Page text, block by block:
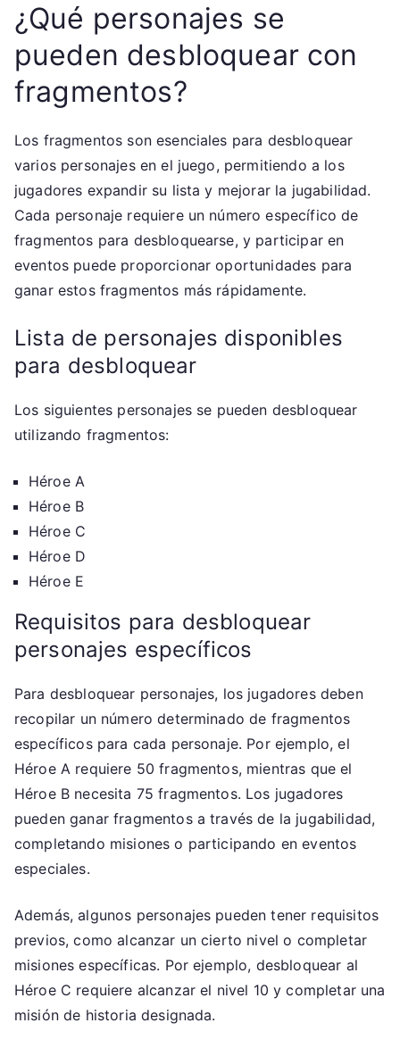
¿Qué personajes se
pueden desbloquear con
fragmentos?
Los fragmentos son esenciales para desbloquear
varios personajes en el juego, permitiendo a los
jugadores expandir su lista y mejorar la jugabilidad.
Cada personaje requiere un número específico de
fragmentos para desbloquearse, y participar en
eventos puede proporcionar oportunidades para
ganar estos fragmentos más rápidamente.
Lista de personajes disponibles
para desbloquear
Los siguientes personajes se pueden desbloquear
utilizando fragmentos:
Héroe A
Héroe B
Héroe C
Héroe D
Héroe E
Requisitos para desbloquear
personajes específicos
Para desbloquear personajes, los jugadores deben
recopilar un número determinado de fragmentos
específicos para cada personaje. Por ejemplo, el
Héroe A requiere 50 fragmentos, mientras que el
Héroe B necesita 75 fragmentos. Los jugadores
pueden ganar fragmentos a través de la jugabilidad,
completando misiones o participando en eventos
especiales.
Además, algunos personajes pueden tener requisitos
previos, como alcanzar un cierto nivel o completar
misiones específicas. Por ejemplo, desbloquear al
Héroe C requiere alcanzar el nivel 10 y completar una
misión de historia designada.